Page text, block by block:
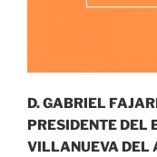
D. GABRIEL
PRESIDENTE DEL
VILLANUEVA DEL